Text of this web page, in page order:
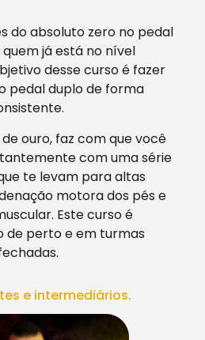
do absoluto zero no pedal
já está no nível
desse curso é fazer
pedal duplo de forma
ouro, faz com que você
com uma série
te levam para altas
motora dos pés e
Este curso é
de perto e em turmas
e intermediários.